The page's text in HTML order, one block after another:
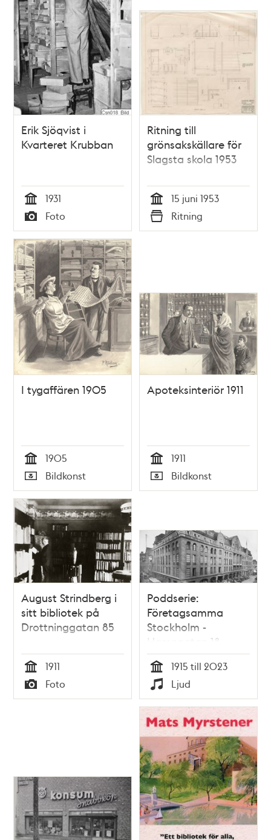
Erik Sjöqvist i
Kvarteret Krubban
Tid
1931
Typ
Foto
Ritning till
grönsakskällare för
Slagsta skola 1953
Tid
15 juni 1953
Typ
Ritning
I tygaffären 1905
Tid
1905
Typ
Bildkonst
Apoteksinteriör 1911
Tid
1911
Typ
Bildkonst
August Strindberg i
sitt bibliotek på
Drottninggatan 85
Tid
1911
Typ
Foto
Poddserie:
Företagsamma
Stockholm -
Hamngatan 18,
Nordiska Kompaniet
Tid
1915 till 2023
Typ
Ljud